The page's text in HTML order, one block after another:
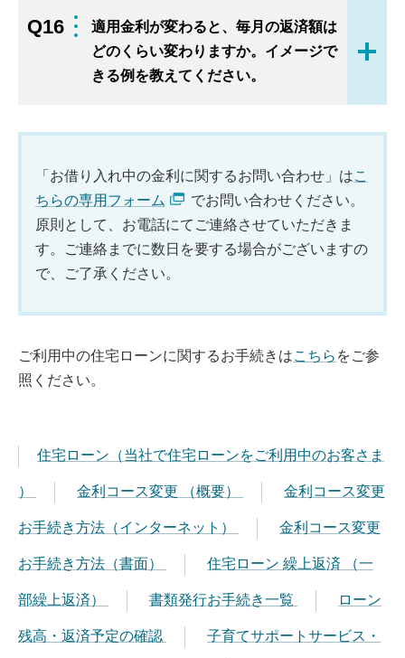
Q16
適用金利が変わると、毎月の返済額は
どのくらい変わりますか。イメージで
きる例を教えてください。
開く
「お借り入れ中の金利に関するお問い合わせ」はこ
ちらの専用フォーム
でお問い合わせください。
原則として、お電話にてご連絡させていただきま
す。ご連絡までに数日を要する場合がございますの
で、ご了承ください。
ご利用中の住宅ローンに関するお手続きはこちらをご参
照ください。
住宅ローン（当社で住宅ローンをご利用中のお客さま
）
金利コース変更 （概要）
金利コース変更
お手続き方法（インターネット）
金利コース変更
お手続き方法（書面）
住宅ローン 繰上返済 （一
部繰上返済）
書類発行お手続き一覧
ローン
残高・返済予定の確認
子育てサポートサービス・